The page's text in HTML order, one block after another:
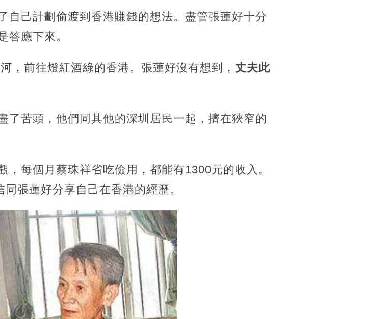
自己計劃偷渡到香港賺錢的想法。盡管張蓮好十分
答應下來。
，前往燈紅酒綠的香港。張蓮好沒有想到， 丈夫此
了苦頭，他們同其他的深圳居民一起，擠在狹窄的
，每個月蔡珠祥省吃儉用，都能有1300元的收入。
同張蓮好分享自己在香港的經歷。